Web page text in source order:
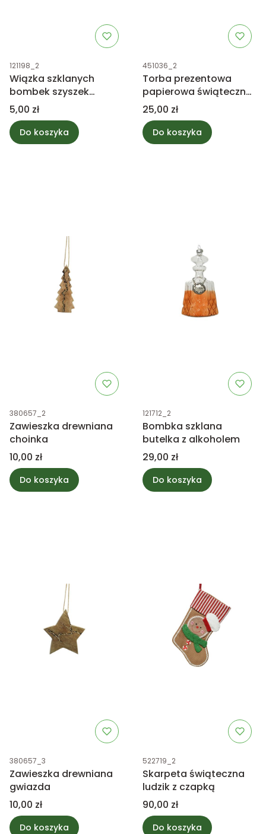
Kod produktu
121198_2
Wiązka szklanych
bombek szyszek
niebieskich mix
Cena
5,00 zł
Do koszyka
Kod produktu
451036_2
Torba prezentowa
papierowa świąteczna
biała XL
Cena
25,00 zł
Do koszyka
Kod produktu
380657_2
Zawieszka drewniana
choinka
Cena
10,00 zł
Do koszyka
Kod produktu
121712_2
Bombka szklana
butelka z alkoholem
Cena
29,00 zł
Do koszyka
Kod produktu
380657_3
Zawieszka drewniana
gwiazda
Cena
10,00 zł
Do koszyka
Kod produktu
522719_2
Skarpeta świąteczna
ludzik z czapką
Cena
90,00 zł
Do koszyka